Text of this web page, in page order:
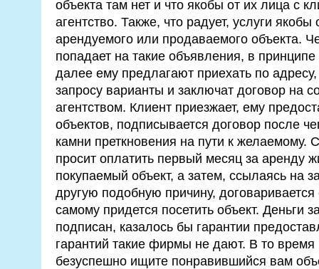
объекта там нет и что якобы от их лица с
агентство. Также, что радует, услуги якобы
арендуемого или продаваемого объекта.
попадает на такие объявления, в
далее ему предлагают приехать по
запросу варианты и заключат договор на
агентством. Клиент приезжает, ему
объектов, подписывается договор после
камни преткновения на пути к желаемому.
просит оплатить первый месяц за аренду
покупаемый объект, а затем, ссылаясь на
другую подобную причину,
самому придется посетить объект. Деньги
подписан, казалось бы гарантии
гарантий такие фирмы не дают. В то
безуспешно ищите понравившийся вам